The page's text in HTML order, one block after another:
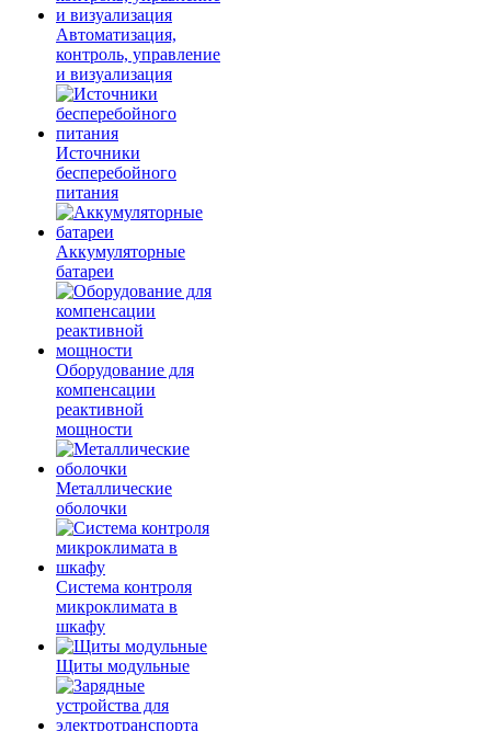
Автоматизация,
контроль, управление
и визуализация
Источники
бесперебойного
питания
Аккумуляторные
батареи
Оборудование для
компенсации
реактивной
мощности
Металлические
оболочки
Система контроля
микроклимата в
шкафу
Щиты модульные